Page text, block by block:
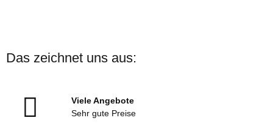
Das zeichnet uns aus:
Viele Angebote
Sehr gute Preise